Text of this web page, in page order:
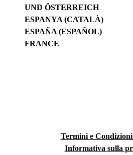
UND ÖSTERREICH
ESPANYA (CATALÀ)
ESPAÑA (ESPAÑOL)
FRANCE
Termini e Condizioni
Informativa sulla